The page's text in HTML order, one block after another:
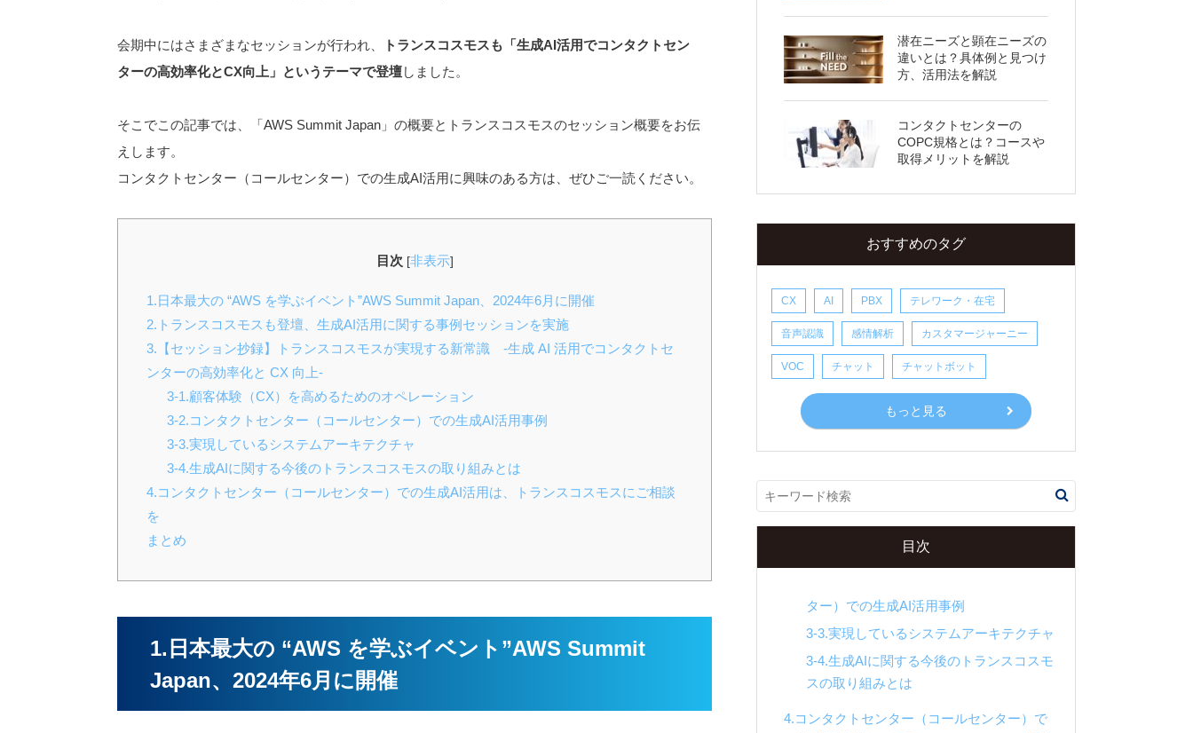
会期中にはさまざまなセッションが行われ、
トランスコスモスも「生成AI活用でコンタクトセン
ターの高効率化とCX向上」というテーマで登壇しました。
そこでこの記事では、「AWS Summit Japan」の概要とトランスコスモスのセッション概要をお伝
えします。
コンタクトセンター（コールセンター）での生成AI活用に興味のある方は、ぜひご一読ください。
目次 [非表示]
1.日本最大の “AWS を学ぶイベント”AWS Summit Japan、2024年6月に開催
2.トランスコスモスも登壇、生成AI活用に関する事例セッションを実施
3.【セッション抄録】トランスコスモスが実現する新常識 -生成 AI 活用でコンタクトセ
ンターの高効率化と CX 向上-
3-1.顧客体験（CX）を高めるためのオペレーション
3-2.コンタクトセンター（コールセンター）での生成AI活用事例
3-3.実現しているシステムアーキテクチャ
3-4.生成AIに関する今後のトランスコスモスの取り組みとは
4.コンタクトセンター（コールセンター）での生成AI活用は、トランスコスモスにご相談
を
まとめ
1.日本最大の “AWS を学ぶイベント”AWS Summit
Japan、2024年6月に開催
潜在ニーズと顕在ニーズの
違いとは？具体例と見つけ
方、活用法を解説
コンタクトセンターの
COPC規格とは？コースや
取得メリットを解説
おすすめのタグ
CX AI PBX テレワーク・在宅
音声認識 感情解析 カスタマージャーニー
VOC チャット チャットボット
もっと見る
目次
1.日本最大の “AWS を学ぶイベント”AWS
Summit Japan、2024年6月に開催
2.トランスコスモスも登壇、生成AI活用に関
する事例セッションを実施
3.【セッション抄録】トランスコスモスが実
ンターの高効率化と CX 向上-
ター）での生成AI活用事例
3-3.実現しているシステムアーキテクチャ
3-4.生成AIに関する今後のトランスコスモ
スの取り組みとは
4.コンタクトセンター（コールセンター）で